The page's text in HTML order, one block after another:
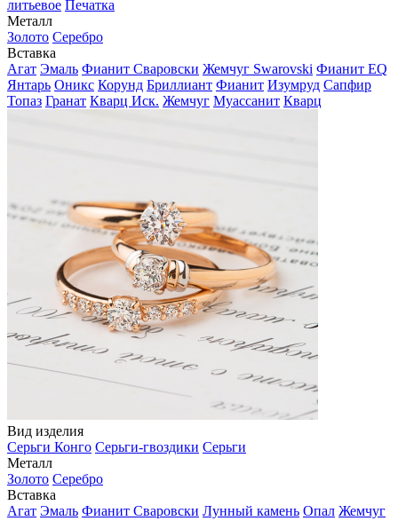
литьевое Печатка
Металл
Золото Серебро
Вставка
Агат Эмаль Фианит Сваровски Жемчуг Swarovski Фианит EQ
Янтарь Оникс Корунд Бриллиант Фианит Изумруд Сапфир
Топаз Гранат Кварц Иск. Жемчуг Муассанит Кварц
Вид изделия
Серьги Конго Серьги-гвоздики Серьги
Металл
Золото Серебро
Вставка
Агат Эмаль Фианит Сваровски Лунный камень Опал Жемчуг